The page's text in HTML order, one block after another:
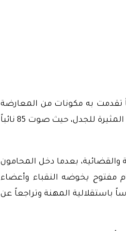
تقدمت به مكونات من المعارضة
لإرجاع النص إلى اللجنة من أجل مواصلة الحوار حول المقتضيات المثيرة للجدل، حيث صوت 85 نائباً
بعدما دخل المحامون
مفتوح يخوضه النقباء وأعضاء
باستقلالية المهنة وتراجعاً عن